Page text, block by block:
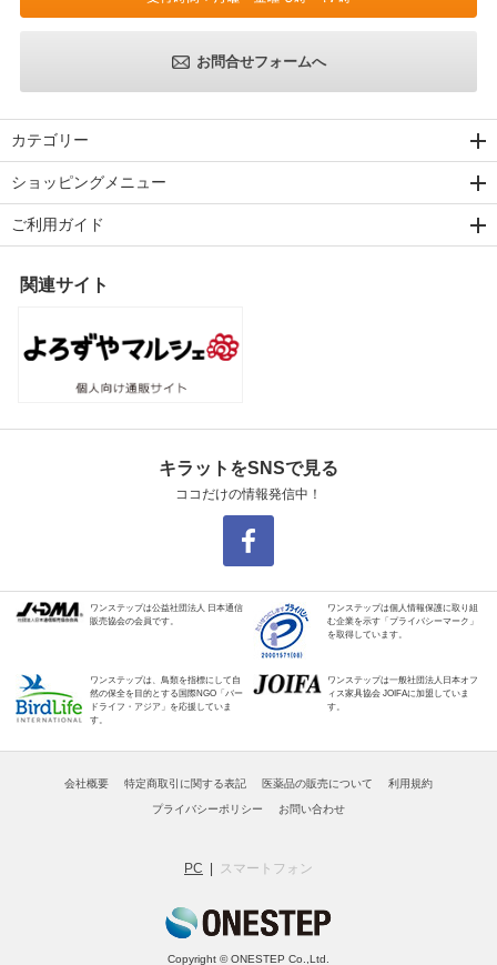
お問合せフォームへ
カテゴリー
ショッピングメニュー
ご利用ガイド
関連サイト
キラットをSNSで見る
ココだけの情報発信中！
ワンステップは公益社団法人 日本通信
販売協会の会員です。
ワンステップは個人情報保護に取り組
む企業を示す「プライバシーマーク」
を取得しています。
ワンステップは、鳥類を指標にして自
然の保全を目的とする国際NGO「バー
ドライフ・アジア」を応援していま
す。
ワンステップは一般社団法人日本オフ
ィス家具協会 JOIFAに加盟していま
す。
会社概要 特定商取引に関する表記 医薬品の販売について 利用規約
プライバシーポリシー お問い合わせ
PC スマートフォン
Copyright © ONESTEP Co.,Ltd.